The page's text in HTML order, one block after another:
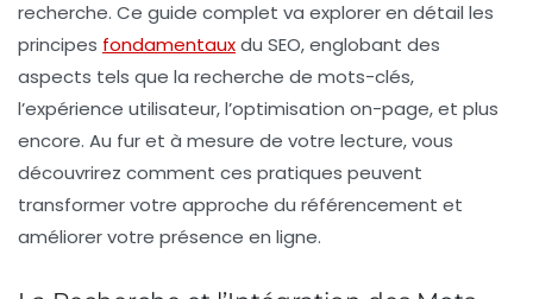
recherche. Ce guide complet va explorer en détail les
principes fondamentauxdu SEO, englobant des
aspects tels que la recherche de mots-clés,
l’expérience utilisateur, l’optimisation on-page, et plus
encore. Au fur et à mesure de votre lecture, vous
découvrirez comment ces pratiques peuvent
transformer votre approche du référencement et
améliorer votre présence en ligne.